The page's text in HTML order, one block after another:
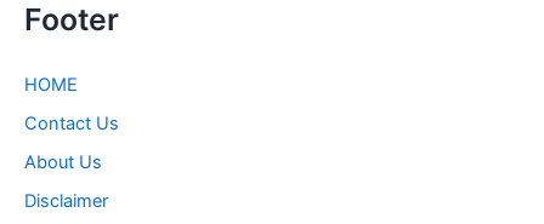
Footer
HOME
Contact Us
About Us
Disclaimer